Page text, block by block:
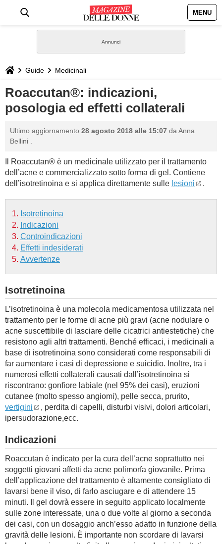
MENU
STILE
BIOGRAFIE
DEFINIZIONI
GASTRONOMIA
SESSO
BAMBINO
DIETA
GUIDE
FORUM
Guide Medicinali
Roaccutan®: indicazioni,
posologia ed effetti collaterali
Ultimo aggiornamento 28 agosto 2018 alle 15:07 da Anna
Bellini
Il Roaccutan® è un medicinale utilizzato per il trattamento
dell’acne e commercializzato sotto forma di gel. Contiene
dell’isotretinoina e si applica direttamente sulle lesioni .
Isotretinoina
Indicazioni
Controindicazioni
Effetti indesiderati
Avvertenze
Isotretinoina
L’isotretinoina è una molecola medicamentosa utilizzata nel
trattamento per le forme di acne più gravi (acne nodulare o
acne suscettibile di lasciare delle cicatrici antiestetiche) che
resistono agli altri trattamenti. Benché efficaci, i medicinali a
base di isotretinoina sono considerati come responsabili di
far aumentare i casi di depressione e suicidio. Inoltre, tra i
numerosi effetti collaterali causati dall’isotretinoina si
riscontrano: gonfiore labiale (nel 95% dei casi), eruzioni
cutanee (molto spesso angiomi), pelle secca, prurito,
vertigini
, perdita di capelli, disturbi visivi, dolori articolari,
ipersudorazione,ecc.
Indicazioni
Roaccutan è indicato per la cura dell’acne soprattutto nei
soggetti giovani affetti da acne polimorfa giovanile. Prima
dell’applicazione del trattamento è altamente consigliato di
lavarsi bene il viso, di farlo asciugare e di attendere 15
minuti. Il gel dovrà essere in seguito applicato localmente
sulle zone interessate, una o due volte al giorno a seconda
dei casi, con un dosaggio anch’esso adatto in funzione della
gravità delle lesioni. È importante non scordare di lavarsi